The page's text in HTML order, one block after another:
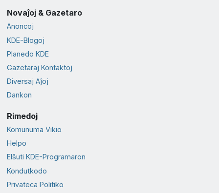
Novaĵoj & Gazetaro
Anoncoj
KDE-Blogoj
Planedo KDE
Gazetaraj Kontaktoj
Diversaj Aĵoj
Dankon
Rimedoj
Komunuma Vikio
Helpo
Elŝuti KDE-Programaron
Kondutkodo
Privateca Politiko